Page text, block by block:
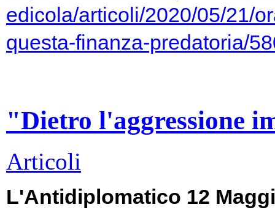
edicola/articoli/2020/05/21/
questa-finanza-predatoria/
"Dietro l'aggressione
Articoli
L'Antidiplomatico 12